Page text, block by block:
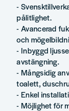
-
pålitlighet.
- Avancerad
och
- Inbyggd
avstängning.
- Mångsidig
toalett,
- Enkel
- Möjlighet för